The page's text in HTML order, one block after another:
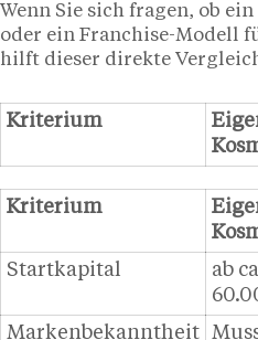
Wenn Sie sich fragen, ob
oder ein Franchise-Modell
hilft dieser direkte
Kriterium
Kriterium
Startkapital
ab
Markenbekanntheit